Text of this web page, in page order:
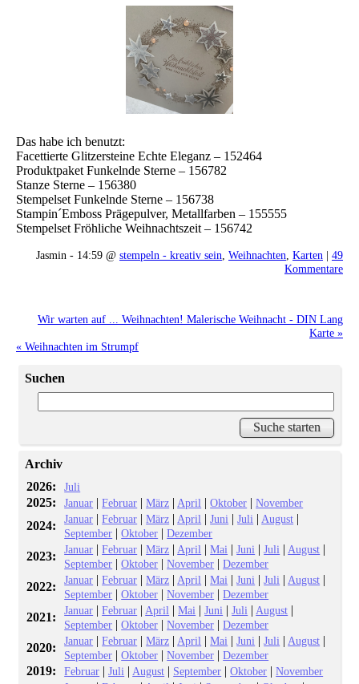
Das habe ich benutzt:
Facettierte Glitzersteine Echte Eleganz – 152464
Produktpaket Funkelnde Sterne – 156782
Stanze Sterne – 156380
Stempelset Funkelnde Sterne – 156738
Stampin´Emboss Prägepulver, Metallfarben – 155555
Stempelset Fröhliche Weihnachtszeit – 156742
Jasmin - 14:59 @ stempeln - kreativ sein Weihnachten Karten | 49
Kommentare
Wir warten auf ... Weihnachten! Malerische Weihnacht - DIN Lang
Karte »
« Weihnachten im Strumpf
Suchen
Archiv
2026:
Juli
2025: Januar |Februar |März | April |Oktober |November
2024: Januar |Februar |März | April |Juni |Juli | August |
September |Oktober |Dezember
2023: Januar |Februar |März | April |Mai |Juni |Juli | August |
September |Oktober |November |Dezember
2022: Januar |Februar |März | April |Mai |Juni |Juli | August |
September |Oktober |November |Dezember
2021: Januar |Februar | April |Mai |Juni |Juli | August |
September |Oktober |November |Dezember
2020: Januar |Februar |März | April |Mai |Juni |Juli | August |
September |Oktober |November |Dezember
2019: Februar |Juli | August | September |Oktober |November